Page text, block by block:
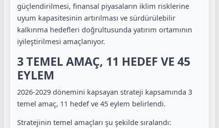
güçlendirilmesi, finansal piyasaların iklim risklerine
uyum kapasitesinin artırılması ve sürdürülebilir
kalkınma hedefleri doğrultusunda yatırım ortamının
iyileştirilmesi amaçlanıyor.
3 TEMEL AMAÇ, 11 HEDEF VE 45
EYLEM
2026-2029 dönemini kapsayan strateji kapsamında 3
temel amaç, 11 hedef ve 45 eylem belirlendi.
Stratejinin temel amaçları şu şekilde sıralandı: